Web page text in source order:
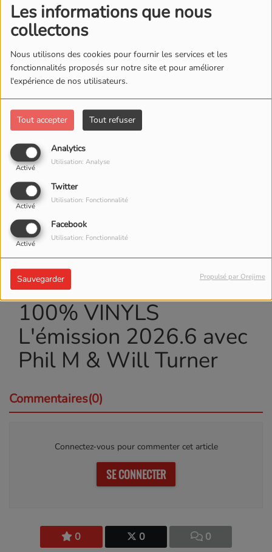
Les informations que nous
collectons
Nous utilisons des cookies pour fournir les services et les
fonctionnalités proposés sur notre site et pour améliorer
l'expérience de nos utilisateurs.
Tout accepter Tout refuser
Analytics
Activé
Utilisation: Analyse
Twitter
Activé
Utilisation: Fonctionnalité
Facebook
Activé
Utilisation: Fonctionnalité
Sauvegarder Propulsé par Orejime
0 0 0
29 MARS 2026 - 1807 VUES
ÉCOUTER LE PODCAST TÉLÉCHARGER LE PODCAST
100% VINYLS
L'émission 2026.6 avec
Phil M & Will Turner
Commentaires(0)
Connectez-vous pour commenter cet article
SE CONNECTER